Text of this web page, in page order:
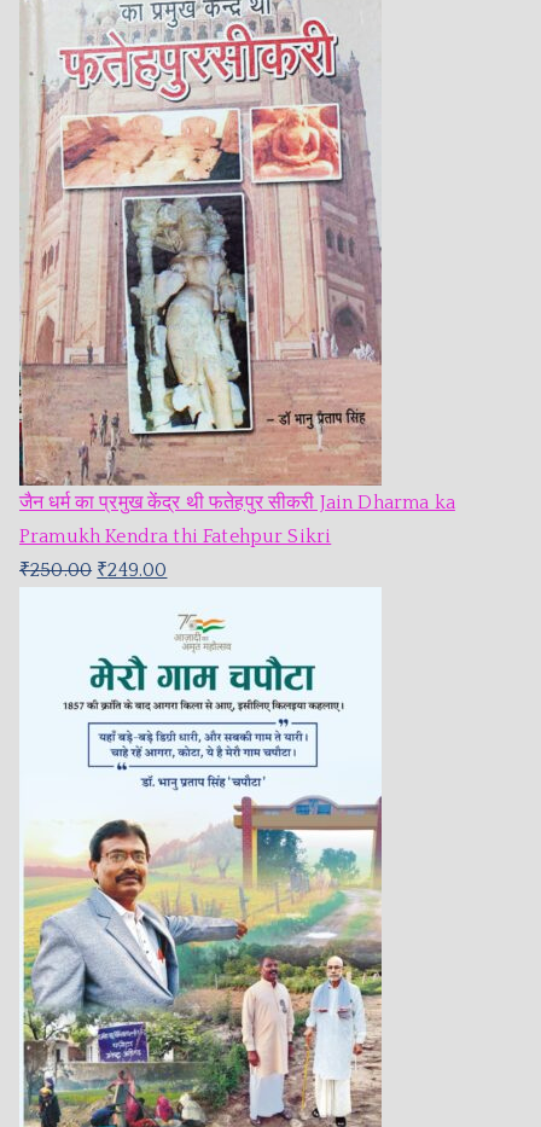
जैन धर्म का प्रमुख केंद्र थी फतेहपुर सीकरी Jain Dharma ka
Pramukh Kendra thi Fatehpur Sikri
₹250.00 ₹249.00